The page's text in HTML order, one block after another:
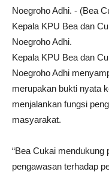
Kepala KPU Bea dan
Noegroho Adhi.
Kepala KPU Bea dan
Noegroho Adhi
merupakan bukti nyata
menjalankan fungsi
masyarakat.
“Bea Cukai mendukung
pengawasan terhadap